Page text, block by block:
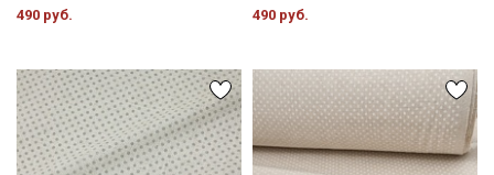
490 руб. 490 руб.
Ознакомлен(а) сПолитикой обработки персональных
данныхи даю Согласие на обработку персональных
данных